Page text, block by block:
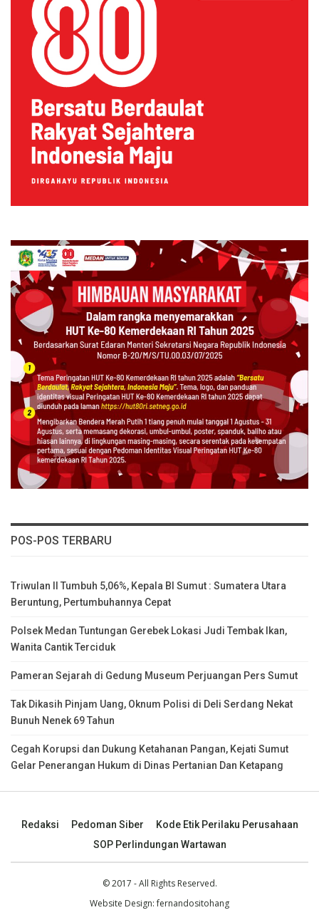
POS-POS TERBARU
Triwulan II Tumbuh 5,06%, Kepala BI Sumut : Sumatera Utara
Beruntung, Pertumbuhannya Cepat
Polsek Medan Tuntungan Gerebek Lokasi Judi Tembak Ikan,
Wanita Cantik Terciduk
Pameran Sejarah di Gedung Museum Perjuangan Pers Sumut
Tak Dikasih Pinjam Uang, Oknum Polisi di Deli Serdang Nekat
Bunuh Nenek 69 Tahun
Cegah Korupsi dan Dukung Ketahanan Pangan, Kejati Sumut
Gelar Penerangan Hukum di Dinas Pertanian Dan Ketapang
Redaksi Pedoman Siber
Kode Etik Perilaku Perusahaan
SOP Perlindungan Wartawan
© 2017 - All Rights Reserved.
Website Design:fernandositohang